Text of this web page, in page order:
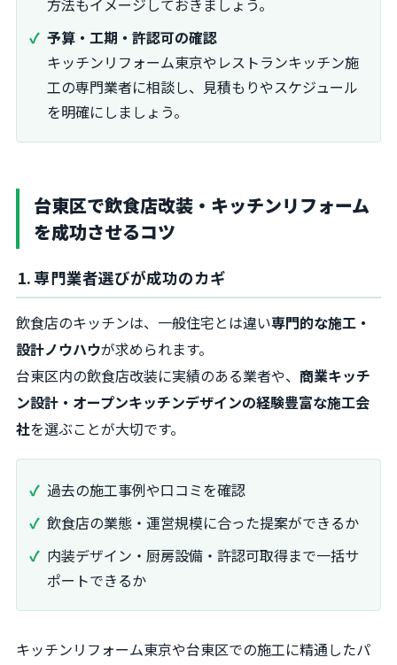
方法もイメージしておきましょう。
予算・工期・許認可の確認
キッチンリフォーム東京やレストランキッチン施
工の専門業者に相談し、見積もりやスケジュール
を明確にしましょう。
台東区で飲食店改装・キッチンリフォーム
を成功させるコツ
1. 専門業者選びが成功のカギ
飲食店のキッチンは、一般住宅とは違い専門的な施工・
設計ノウハウが求められます。
台東区内の飲食店改装に実績のある業者や、 商業キッチ
ン設計・オープンキッチンデザインの経験豊富な施工会
社を選ぶことが大切です。
過去の施工事例や口コミを確認
飲食店の業態・運営規模に合った提案ができるか
内装デザイン・厨房設備・許認可取得まで一括サ
ポートできるか
キッチンリフォーム東京や台東区での施工に精通したパ